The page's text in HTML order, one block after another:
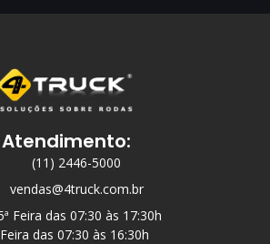
Atendimento:
(11) 2446-5000
vendas@4truck.com.br
Feira das 07:30 às 17:30h
das 07:30 às 16:30h